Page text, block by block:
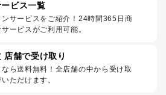
ビス一覧
サービスをご紹介！24時間365日商
ービスがご利用可能。
店舗で受け取り
ら送料無料！全店舗の中から受け取
ただけます。